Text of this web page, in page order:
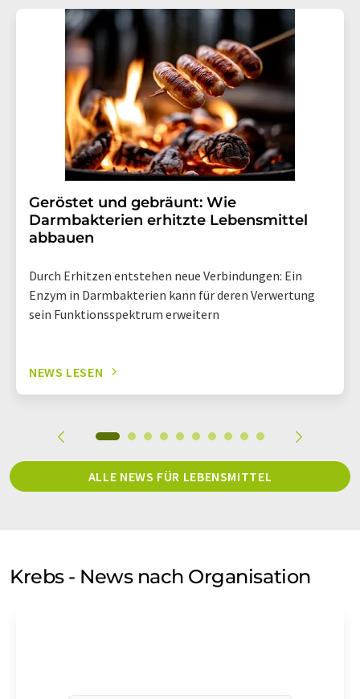
Geröstet und gebräunt: Wie
Darmbakterien erhitzte Lebensmittel
abbauen
Durch Erhitzen entstehen neue Verbindungen: Ein
Enzym in Darmbakterien kann für deren Verwertung
sein Funktionsspektrum erweitern
NEWS LESEN
ALLE NEWS FÜR LEBENSMITTEL
Krebs - News nach Organisation